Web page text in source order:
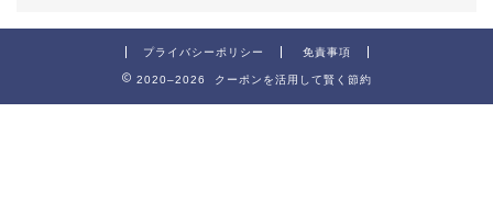
プライバシーポリシー 免責事項
2020–2026 クーポンを活用して賢く節約